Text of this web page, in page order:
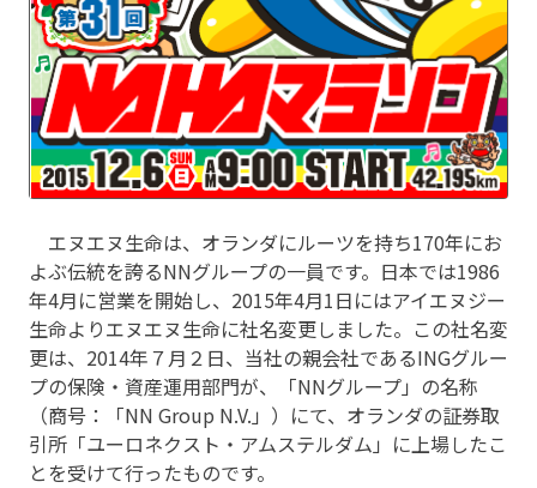
エヌエヌ生命は、オランダにルーツを持ち170年にお
よぶ伝統を誇るNNグループの一員です。日本では1986
年4月に営業を開始し、2015年4月1日にはアイエヌジー
生命よりエヌエヌ生命に社名変更しました。この社名変
更は、2014年７月２日、当社の親会社であるINGグルー
プの保険・資産運用部門が、「NNグループ」の名称
（商号：「NN Group N.V.」）にて、オランダの証券取
引所「ユーロネクスト・アムステルダム」に上場したこ
とを受けて行ったものです。